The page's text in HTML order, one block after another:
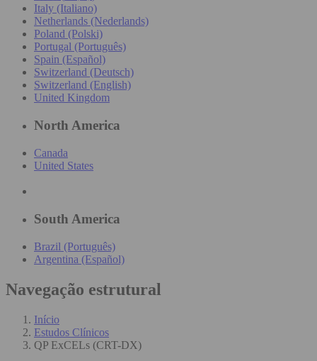
Italy (Italiano)
Netherlands (Nederlands)
Poland (Polski)
Portugal (Português)
Spain (Español)
Switzerland (Deutsch)
Switzerland (English)
United Kingdom
North America
Canada
United States
South America
Brazil (Português)
Argentina (Español)
Navegação estrutural
Início
Estudos Clínicos
QP ExCELs (CRT-DX)